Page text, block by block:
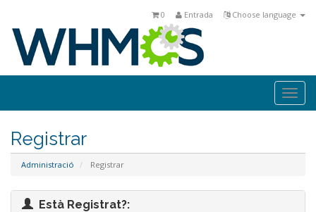
Choose language
Entrada
0
Registrar
Administració Registrar
Està Registrat?: